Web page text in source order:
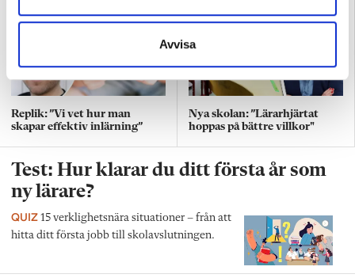
Avvisa
Replik: ”Vi vet hur man
skapar effektiv inlärning”
Nya skolan: ”Lärarhjärtat
hoppas på bättre villkor"
Test: Hur klarar du ditt första år som
ny lärare?
QUIZ 15 verklighetsnära situationer – från att
hitta ditt första jobb till skolavslutningen.